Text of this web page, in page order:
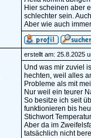
Hier scheinen aber
schlechter sein.
Aber wie auch
erstellt am: 25.8.2025
Und was mir zuviel
hechten, weil alles
Probleme als mit
Nur weil ein teurer
So besitze ich seit
funktionieren bis
Stichwort
Aber da im
tatsächlich nicht